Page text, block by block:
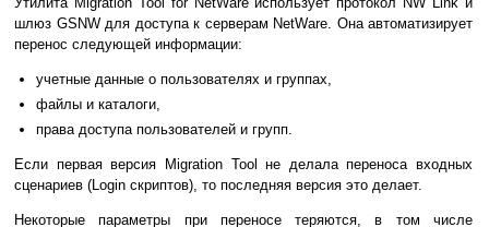
шлюз GSNW для доступа к серверам NetWare. Она автоматизирует
перенос следующей информации:
учетные данные о пользователях и группах,
файлы и каталоги,
права доступа пользователей и групп.
Если первая версия Migration Tool не делала переноса входных
сценариев (Login скриптов), то последняя версия это делает.
Некоторые параметры при переносе теряются, в том числе